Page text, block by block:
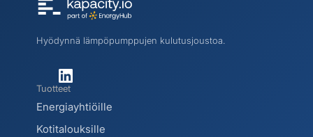
Hyödynnä lämpöpumppujen kulutusjoustoa.
Tuotteet
Energiayhtiöille
Kotitalouksille